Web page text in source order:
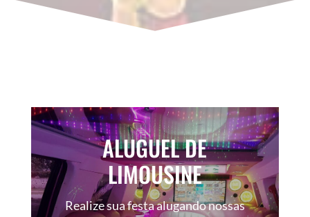
ALUGUEL DE
LIMOUSINE
Realize sua festa alugando nossas